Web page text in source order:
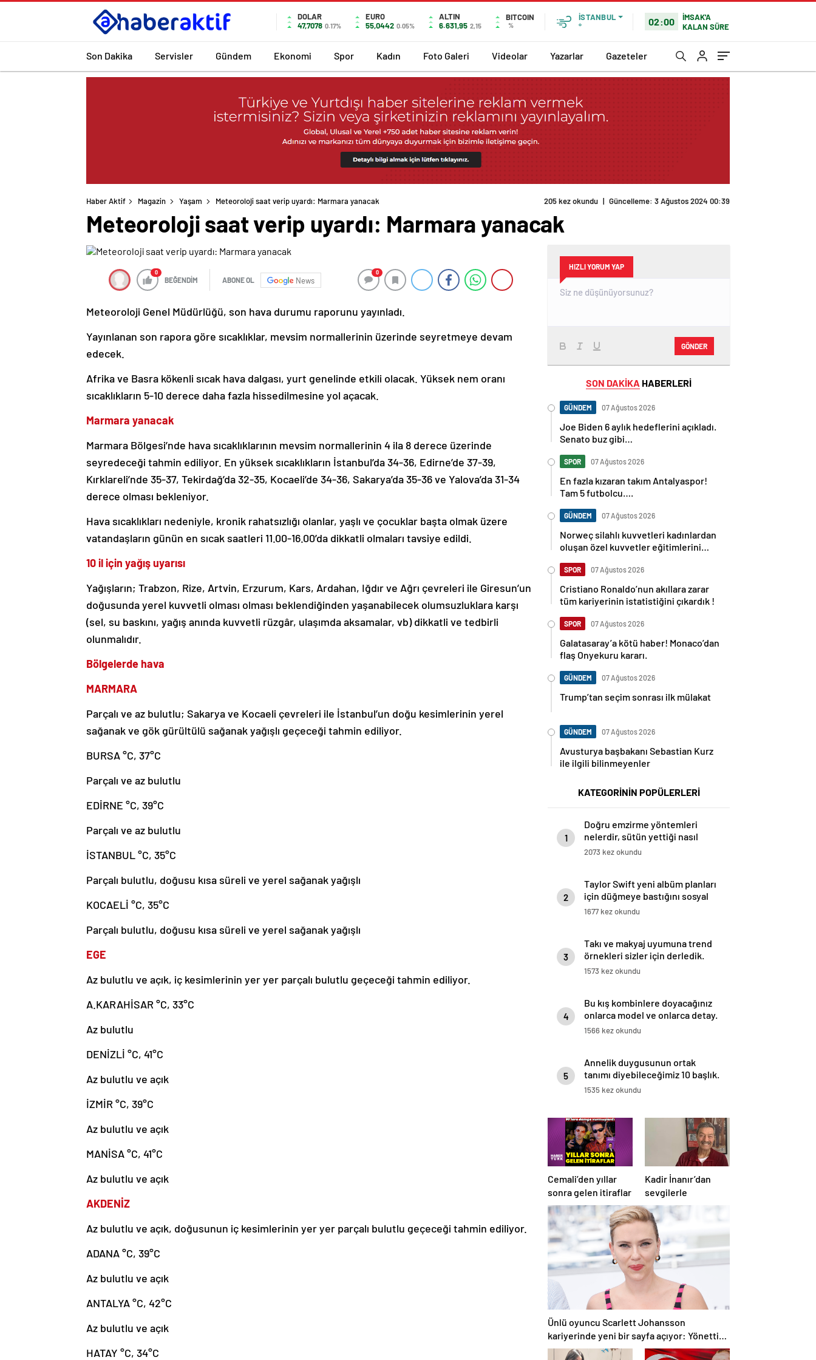
DOLAR
47,7078 0.17%
EURO
55,0442 0.05%
ALTIN
6.631,95 2,15
BITCOIN
%
İSTANBUL
°
02:00
İMSAK'A
KALAN SÜRE
Son Dakika Servisler Gündem Ekonomi Spor Kadın Foto Galeri Videolar Yazarlar Gazeteler
Haber Aktif Magazin Yaşam Meteoroloji saat verip uyardı: Marmara yanacak 205 kez okundu | Güncelleme: 3 Ağustos 2024 00:39
Meteoroloji saat verip uyardı: Marmara yanacak
0
BEĞENDİM ABONE OL News
0
Meteoroloji Genel Müdürlüğü, son hava durumu raporunu yayınladı.
Yayınlanan son rapora göre sıcaklıklar, mevsim normallerinin üzerinde seyretmeye devam
edecek.
Afrika ve Basra kökenli sıcak hava dalgası, yurt genelinde etkili olacak. Yüksek nem oranı
sıcaklıkların 5-10 derece daha fazla hissedilmesine yol açacak.
Marmara yanacak
Marmara Bölgesi’nde hava sıcaklıklarının mevsim normallerinin 4 ila 8 derece üzerinde
seyredeceği tahmin ediliyor. En yüksek sıcaklıkların İstanbul’da 34-36, Edirne’de 37-39,
Kırklareli’nde 35-37, Tekirdağ’da 32-35, Kocaeli’de 34-36, Sakarya’da 35-36 ve Yalova’da 31-34
derece olması bekleniyor.
Hava sıcaklıkları nedeniyle, kronik rahatsızlığı olanlar, yaşlı ve çocuklar başta olmak üzere
vatandaşların günün en sıcak saatleri 11.00-16.00’da dikkatli olmaları tavsiye edildi.
10 il için yağış uyarısı
Yağışların; Trabzon, Rize, Artvin, Erzurum, Kars, Ardahan, Iğdır ve Ağrı çevreleri ile Giresun’un
doğusunda yerel kuvvetli olması olması beklendiğinden yaşanabilecek olumsuzluklara karşı
(sel, su baskını, yağış anında kuvvetli rüzgâr, ulaşımda aksamalar, vb) dikkatli ve tedbirli
olunmalıdır.
Bölgelerde hava
MARMARA
Parçalı ve az bulutlu; Sakarya ve Kocaeli çevreleri ile İstanbul’un doğu kesimlerinin yerel
sağanak ve gök gürültülü sağanak yağışlı geçeceği tahmin ediliyor.
BURSA °C, 37°C
Parçalı ve az bulutlu
EDİRNE °C, 39°C
Parçalı ve az bulutlu
İSTANBUL °C, 35°C
Parçalı bulutlu, doğusu kısa süreli ve yerel sağanak yağışlı
KOCAELİ °C, 35°C
Parçalı bulutlu, doğusu kısa süreli ve yerel sağanak yağışlı
EGE
Az bulutlu ve açık, iç kesimlerinin yer yer parçalı bulutlu geçeceği tahmin ediliyor.
A.KARAHİSAR °C, 33°C
Az bulutlu
DENİZLİ °C, 41°C
Az bulutlu ve açık
İZMİR °C, 39°C
Az bulutlu ve açık
MANİSA °C, 41°C
Az bulutlu ve açık
AKDENİZ
Az bulutlu ve açık, doğusunun iç kesimlerinin yer yer parçalı bulutlu geçeceği tahmin ediliyor.
ADANA °C, 39°C
Az bulutlu ve açık
ANTALYA °C, 42°C
Az bulutlu ve açık
HATAY °C, 34°C
HIZLI YORUM YAP
GÖNDER
SON DAKİKA HABERLERİ
GÜNDEM 07 Ağustos 2026
Joe Biden 6 aylık hedeflerini açıkladı.
Senato buz gibi…
SPOR 07 Ağustos 2026
En fazla kızaran takım Antalyaspor!
Tam 5 futbolcu….
GÜNDEM 07 Ağustos 2026
Norweç silahlı kuvvetleri kadınlardan
oluşan özel kuvvetler eğitimlerini
SPOR 07 Ağustos 2026
Cristiano Ronaldo’nun akıllara zarar
tüm kariyerinin istatistiğini çıkardık !
SPOR 07 Ağustos 2026
Galatasaray’a kötü haber! Monaco’dan
flaş Onyekuru kararı.
GÜNDEM 07 Ağustos 2026
Trump’tan seçim sonrası ilk mülakat
GÜNDEM 07 Ağustos 2026
Avusturya başbakanı Sebastian Kurz
ile ilgili bilinmeyenler
KATEGORİNİN POPÜLERLERİ
1
Doğru emzirme yöntemleri
nelerdir, sütün yettiği nasıl
anlaşılır?
2073 kez okundu
2
Taylor Swift yeni albüm planları
için düğmeye bastığını sosyal
medyadan duyurdu!
1677 kez okundu
3
Takı ve makyaj uyumuna trend
örnekleri sizler için derledik.
1573 kez okundu
4
Bu kış kombinlere doyacağınız
onlarca model ve onlarca detay.
1566 kez okundu
5
Annelik duygusunun ortak
tanımı diyebileceğimiz 10 başlık.
1535 kez okundu
Cemali’den yıllar
sonra gelen itiraflar
Kadir İnanır’dan
sevgilerle
Ünlü oyuncu Scarlett Johansson
kariyerinde yeni bir sayfa açıyor: Yönettiği
ilk film Cannes’da